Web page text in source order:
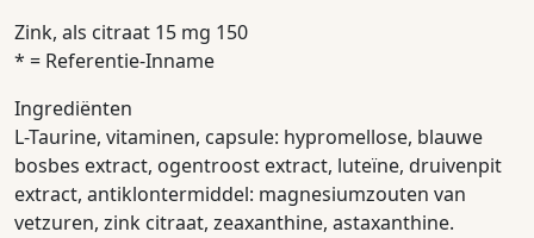
Zink, als citraat 15 mg 150
* = Referentie-Inname
Ingrediënten
L-Taurine, vitaminen, capsule: hypromellose, blauwe
bosbes extract, ogentroost extract, luteïne, druivenpit
extract, antiklontermiddel: magnesiumzouten van
vetzuren, zink citraat, zeaxanthine, astaxanthine.